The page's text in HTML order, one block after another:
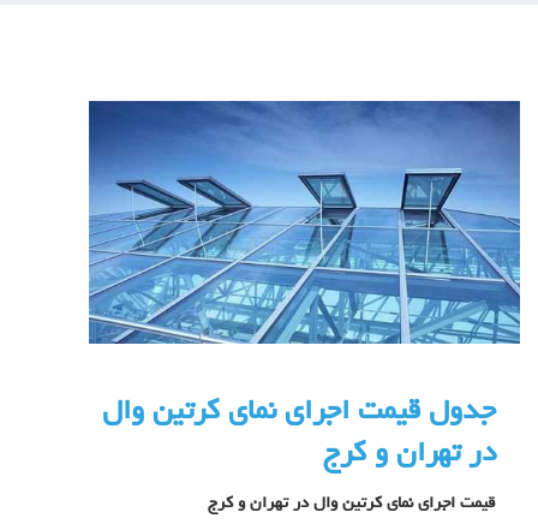
جدول قیمت اجرای نمای کرتین وال
در تهران و کرج
قیمت اجرای نمای کرتین وال در تهران و کرج